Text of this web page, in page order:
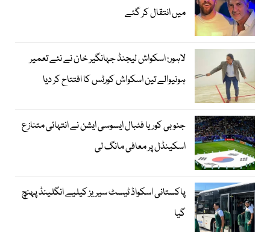
میں انتقال کر گئے
لاہور: اسکواش لیجنڈ جہانگیر خان نے نئے تعمیر
ہونیوالے تین اسکواش کورٹس کا افتتاح کر دیا
جنوبی کوریا فٹبال ایسوسی ایشن نے انتہائی متنازع
اسکینڈل پر معافی مانگ لی
پاکستانی اسکواڈ ٹیسٹ سیریز کیلیے انگلینڈ پہنچ
گیا